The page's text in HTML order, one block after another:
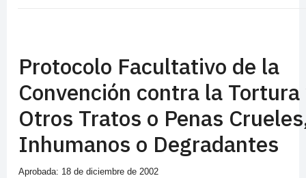
Protocolo Facultativo de la
Convención contra la Tortura
Otros Tratos o Penas
Inhumanos o Degradantes
Aprobada: 18 de diciembre de 2002